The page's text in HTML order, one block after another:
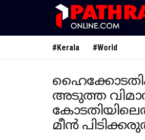
#Kerala #World
അടുത്ത
മീൻ